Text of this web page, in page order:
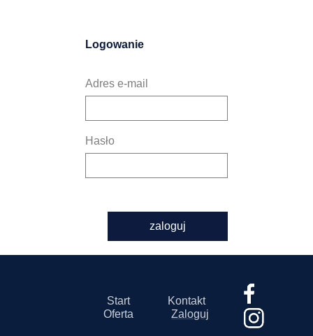
Logowanie
Adres e-mail
Hasło
zaloguj
Start
Kontakt
Oferta
Zaloguj